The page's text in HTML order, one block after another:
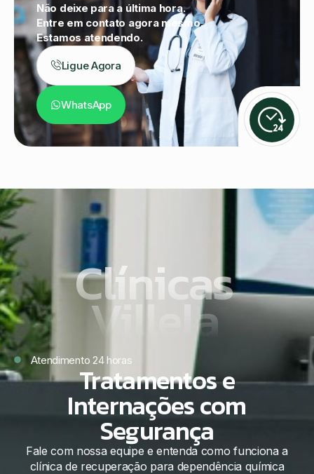
Não deixe para a última hora.
Entre em contato agora mesmo.
Estamos atendendo.
Ligue Agora
WhatsApp
Clínicas
Villela
Atendimento 24 horas
Tratamentos e
Internações com
Segurança
Fale com nossa equipe e entenda como funciona a
clínica de recuperação para dependência química